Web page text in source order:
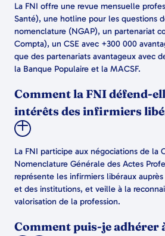
La FNI offre une revue mensuelle
Santé), une hotline pour les questions
nomenclature (NGAP), un partenariat
Compta), un CSE avec +300 000
que des partenariats avantageux avec
la Banque Populaire et la MACSF.
Comment la FNI défend-
intérêts des infirmiers
La FNI participe aux négociations de la
Nomenclature Générale des Actes
représente les infirmiers libéraux
et des institutions, et veille à la
valorisation de la profession.
Comment puis-je adhérer